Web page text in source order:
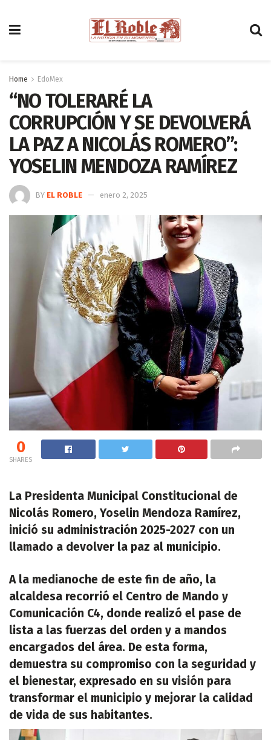
Home EdoMex
“NO TOLERARÉ LA
CORRUPCIÓN Y SE DEVOLVERÁ
LA PAZ A NICOLÁS ROMERO”:
YOSELIN MENDOZA RAMÍREZ
BY EL ROBLE enero 2, 2025
0
SHARES
La Presidenta Municipal Constitucional de
Nicolás Romero, Yoselin Mendoza Ramírez,
inició su administración 2025-2027 con un
llamado a devolver la paz al municipio.
A la medianoche de este fin de año, la
alcaldesa recorrió el Centro de Mando y
Comunicación C4, donde realizó el pase de
lista a las fuerzas del orden y a mandos
encargados del área. De esta forma,
demuestra su compromiso con la seguridad y
el bienestar, expresado en su visión para
transformar el municipio y mejorar la calidad
de vida de sus habitantes.